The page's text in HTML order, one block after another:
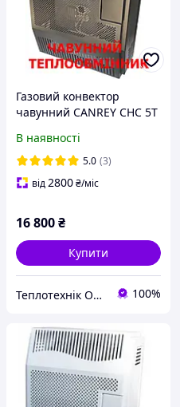
Газовий конвектор
чавунний CANREY CHC 5T
вентилятором чорний
В наявності
5.0 (3)
від2800₴/міс
16 800₴
Купити
Теплотехнік Одеса 100%